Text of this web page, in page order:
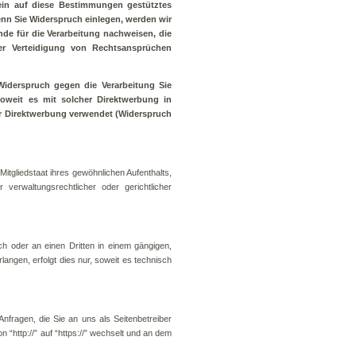
auf diese Bestimmungen gestütztes
Sie Widerspruch einlegen, werden wir
für die Verarbeitung nachweisen, die
Verteidigung von Rechtsansprüchen
gegen die Verarbeitung Sie
es mit solcher Direktwerbung in
verwendet (Widerspruch
ihres gewöhnlichen Aufenthalts,
oder gerichtlicher
oder an einen Dritten in einem gängigen,
erfolgt dies nur, soweit es technisch
die Sie an uns als Seitenbetreiber
” auf “https://” wechselt und an dem